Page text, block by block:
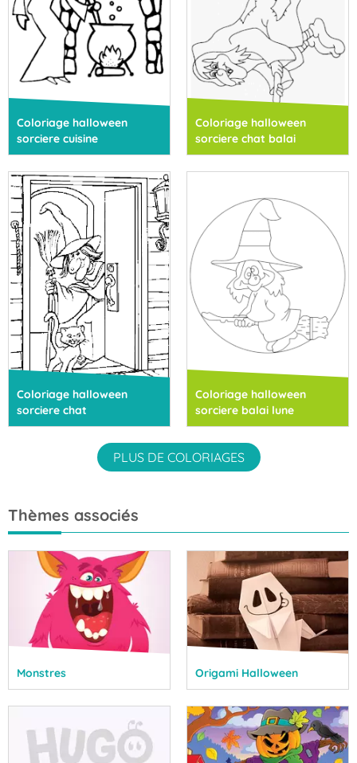
Coloriage halloween
sorciere cuisine
Coloriage halloween
sorciere chat balai
Coloriage halloween
sorciere chat
Coloriage halloween
sorciere balai lune
PLUS DE COLORIAGES
Thèmes associés
Monstres Origami Halloween